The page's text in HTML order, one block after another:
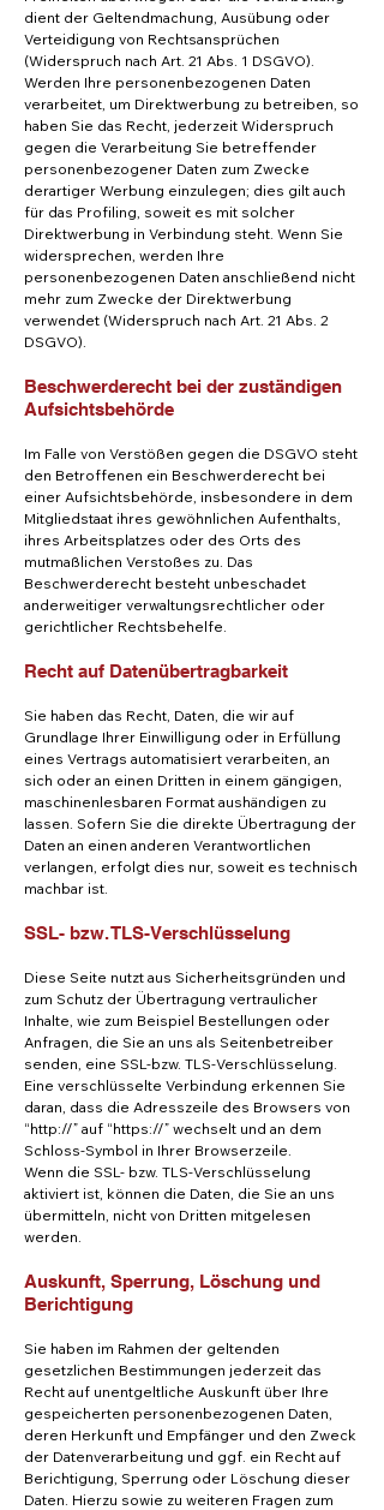
dient der Geltendmachung, Ausübung oder
Verteidigung von Rechtsansprüchen
(Widerspruch nach Art. 21 Abs. 1 DSGVO).
Werden Ihre personenbezogenen Daten
verarbeitet, um Direktwerbung zu betreiben, so
haben Sie das Recht, jederzeit Widerspruch
gegen die Verarbeitung Sie betreffender
personenbezogener Daten zum Zwecke
derartiger Werbung einzulegen; dies gilt auch
für das Profiling, soweit es mit solcher
Direktwerbung in Verbindung steht. Wenn Sie
widersprechen, werden Ihre
personenbezogenen Daten anschließend nicht
mehr zum Zwecke der Direktwerbung
verwendet (Widerspruch nach Art. 21 Abs. 2
DSGVO).
Beschwerderecht bei der zuständigen
Aufsichtsbehörde
Im Falle von Verstößen gegen die DSGVO steht
den Betroffenen ein Beschwerderecht bei
einer Aufsichtsbehörde, insbesondere in dem
Mitgliedstaat ihres gewöhnlichen Aufenthalts,
ihres Arbeitsplatzes oder des Orts des
mutmaßlichen Verstoßes zu. Das
Beschwerderecht besteht unbeschadet
anderweitiger verwaltungsrechtlicher oder
gerichtlicher Rechtsbehelfe.
Recht auf Datenübertragbarkeit
Sie haben das Recht, Daten, die wir auf
Grundlage Ihrer Einwilligung oder in Erfüllung
eines Vertrags automatisiert verarbeiten, an
sich oder an einen Dritten in einem gängigen,
maschinenlesbaren Format aushändigen zu
lassen. Sofern Sie die direkte Übertragung der
Daten an einen anderen Verantwortlichen
verlangen, erfolgt dies nur, soweit es technisch
machbar ist.
SSL- bzw. TLS-Verschlüsselung
Diese Seite nutzt aus Sicherheitsgründen und
zum Schutz der Übertragung vertraulicher
Inhalte, wie zum Beispiel Bestellungen oder
Anfragen, die Sie an uns als Seitenbetreiber
senden, eine SSL-bzw. TLS-Verschlüsselung.
Eine verschlüsselte Verbindung erkennen Sie
daran, dass die Adresszeile des Browsers von
“http://” auf “https://” wechselt und an dem
Schloss-Symbol in Ihrer Browserzeile.
Wenn die SSL- bzw. TLS-Verschlüsselung
aktiviert ist, können die Daten, die Sie an uns
übermitteln, nicht von Dritten mitgelesen
werden.
Auskunft, Sperrung, Löschung und
Berichtigung
Sie haben im Rahmen der geltenden
gesetzlichen Bestimmungen jederzeit das
Recht auf unentgeltliche Auskunft über Ihre
gespeicherten personenbezogenen Daten,
deren Herkunft und Empfänger und den Zweck
der Datenverarbeitung und ggf. ein Recht auf
Berichtigung, Sperrung oder Löschung dieser
Daten. Hierzu sowie zu weiteren Fragen zum